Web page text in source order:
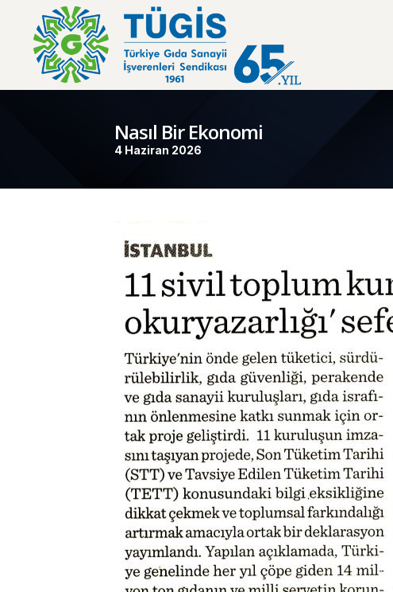
Nasıl Bir Ekonomi
4 Haziran 2026